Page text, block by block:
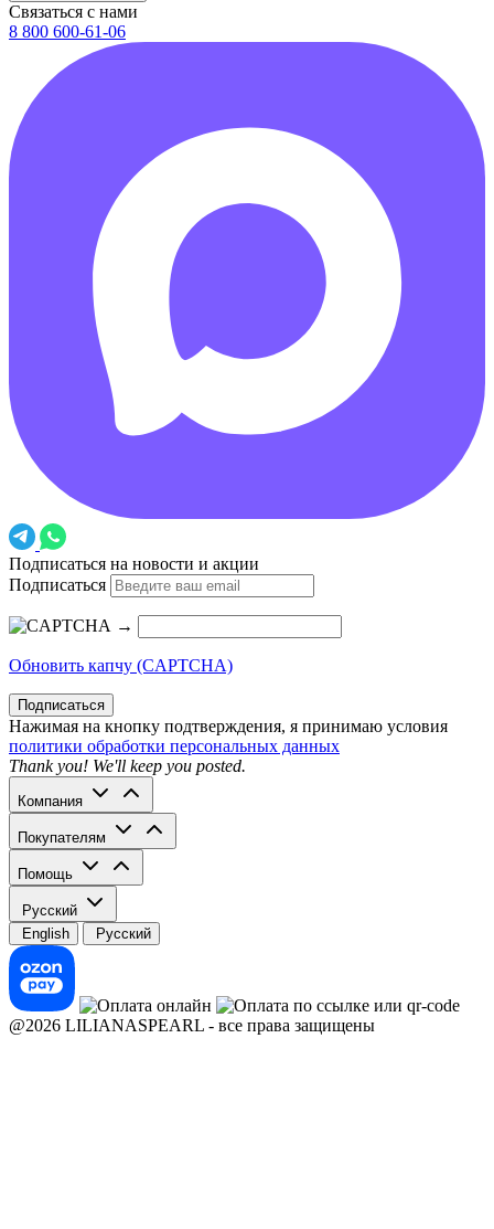
Связаться с нами
8 800 600-61-06
Подписаться на новости и акции
Подписаться
→
Обновить капчу (CAPTCHA)
Подписаться
Нажимая на кнопку подтверждения, я принимаю условия
политики обработки персональных данных
Thank you! We'll keep you posted.
Компания
Покупателям
Помощь
Русский
English
Русский
@2026 LILIANASPEARL - все права защищены